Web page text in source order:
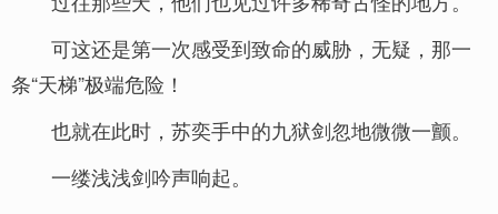
可这还是第一次感受到致命的威胁，无疑，那一
条“天梯”极端危险！
也就在此时，苏奕手中的九狱剑忽地微微一颤。
一缕浅浅剑吟声响起。